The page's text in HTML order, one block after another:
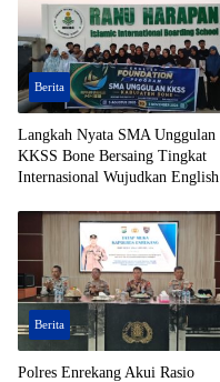
Berita
Langkah Nyata SMA Unggulan
KKSS Bone Bersaing Tingkat
Internasional Wujudkan English
Berita
Polres Enrekang Akui Rasio